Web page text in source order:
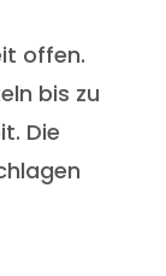
offen.
bis zu
Die